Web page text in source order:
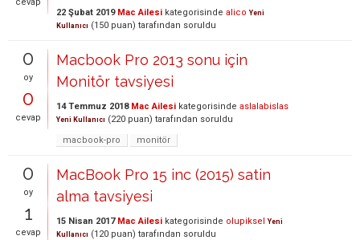
22 Şubat 2019 Mac Ailesi kategorisinde alico Yeni
Kullanıcı (150 puan) tarafından soruldu
0
oy
0
cevap
Macbook Pro 2013 sonu için
Monitör tavsiyesi
14 Temmuz 2018 Mac Ailesi kategorisinde aslalabislas
Yeni Kullanıcı (220 puan) tarafından soruldu
macbook-pro
monitör
0
oy
1
cevap
MacBook Pro 15 inc (2015) satin
alma tavsiyesi
15 Nisan 2017 Mac Ailesi kategorisinde olupiksel Yeni
Kullanıcı (120 puan) tarafından soruldu